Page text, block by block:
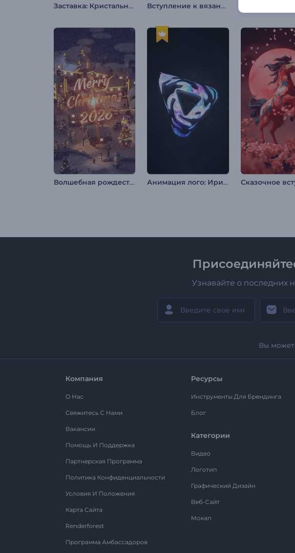
Заставка: Кристальный Рамадан Вступление к вязаному Рождеству
Волшебная рождественская деревушка Анимация лого: Иридисцентный эффект
Узнавайте о последних
Вы
Компания
О Нас
Свяжитесь С Нами
Вакансии
Помощь И Поддержка
Партнерская Программа
Политика Конфиденциальности
Условия И Положения
Карта Сайта
Renderforest
Программа Амбассадоров
Ресурсы
Инструменты Для Брендинга
Блог
Категории
Видео
Логотип
Графический Дизайн
Веб-Сайт
Мокап